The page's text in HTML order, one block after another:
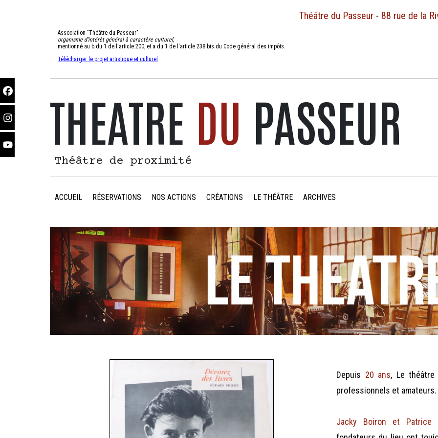
Théâtre du Passeur - 88 rue de la
Association "Théâtre du Passeur"
organisme d'intérêt général à caractère culturel,
mentionné au b du 1 de l'article 200, et a du 1 de l'article 238 bis du Code général des impôts.
Télécharger le projet artistique et culturel
THEATRE DU PASSEUR
Théâtre de proximité
ACCUEIL RÉSERVATIONS NOS ACTIONS CRÉATIONS LE THÉÂTRE ARCHIVES
Depuis 20 ans, Le
professionnels et amateurs.
Jacky Boiron et Patrice